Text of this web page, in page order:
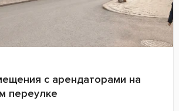
с арендаторами на
переулке